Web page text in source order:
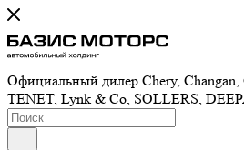
Официальный дилер Chery, Changan,
TENET, Lynk & Co, SOLLERS,